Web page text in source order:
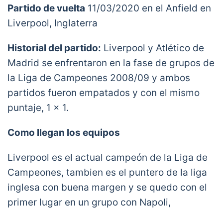
Partido de vuelta 11/03/2020 en el Anfield en
Liverpool, Inglaterra
Historial del partido: Liverpool y Atlético de
Madrid se enfrentaron en la fase de grupos de
la Liga de Campeones 2008/09 y ambos
partidos fueron empatados y con el mismo
puntaje, 1 x 1.
Como llegan los equipos
Liverpool es el actual campeón de la Liga de
Campeones, tambien es el puntero de la liga
inglesa con buena margen y se quedo con el
primer lugar en un grupo con Napoli,